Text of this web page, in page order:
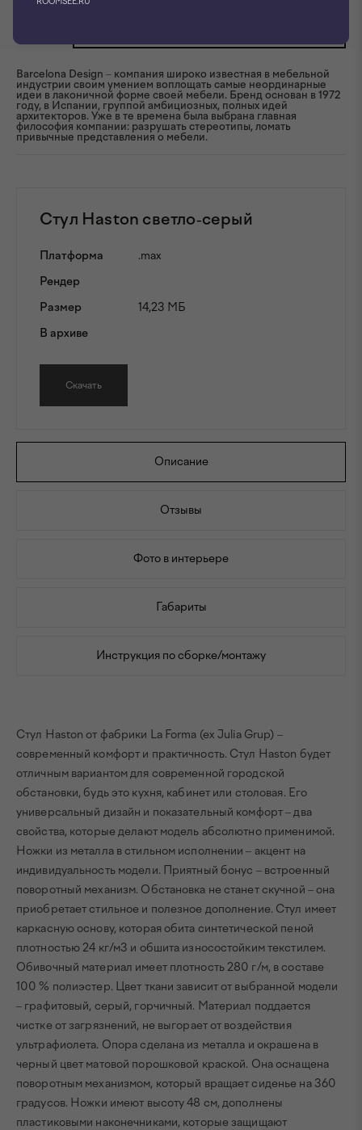
Barcelona Design – компания широко известная в мебельной
индустрии своим умением воплощать самые неординарные
идеи в лаконичной форме своей мебели. Бренд основан в 1972
году, в Испании, группой амбициозных, полных идей
архитекторов. Уже в те времена была выбрана главная
философия компании: разрушать стереотипы, ломать
привычные представления о мебели.
Стул Haston светло-серый
Платформа
.max
Рендер
Размер
14,23 МБ
В архиве
Скачать
Описание
Отзывы
Фото в интерьере
Габариты
Инструкция по сборке/монтажу
Стул Haston от фабрики La Forma (ex Julia Grup) –
современный комфорт и практичность. Стул Haston будет
отличным вариантом для современной городской
обстановки, будь это кухня, кабинет или столовая. Его
универсальный дизайн и показательный комфорт – два
свойства, которые делают модель абсолютно применимой.
Ножки из металла в стильном исполнении – акцент на
индивидуальность модели. Приятный бонус – встроенный
поворотный механизм. Обстановка не станет скучной – она
приобретает стильное и полезное дополнение. Стул имеет
каркасную основу, которая обита синтетической пеной
плотностью 24 кг/м3 и обшита износостойким текстилем.
Обивочный материал имеет плотность 280 г/м, в составе
100 % полиэстер. Цвет ткани зависит от выбранной модели
– графитовый, серый, горчичный. Материал поддается
чистке от загрязнений, не выгорает от воздействия
ультрафиолета. Опора сделана из металла и окрашена в
черный цвет матовой порошковой краской. Она оснащена
поворотным механизмом, который вращает сиденье на 360
градусов. Ножки имеют высоту 48 см, дополнены
пластиковыми наконечниками, которые защищают